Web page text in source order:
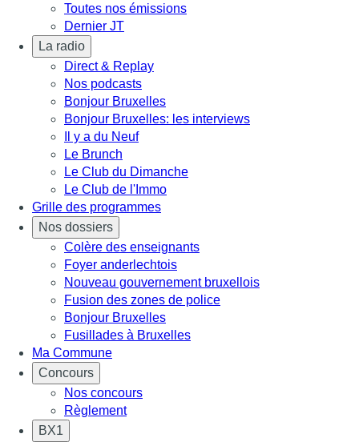
Toutes nos émissions
Dernier JT
La radio
Direct & Replay
Nos podcasts
Bonjour Bruxelles
Bonjour Bruxelles: les interviews
Il y a du Neuf
Le Brunch
Le Club du Dimanche
Le Club de l'Immo
Grille des programmes
Nos dossiers
Colère des enseignants
Foyer anderlechtois
Nouveau gouvernement bruxellois
Fusion des zones de police
Bonjour Bruxelles
Fusillades à Bruxelles
Ma Commune
Concours
Nos concours
Règlement
BX1